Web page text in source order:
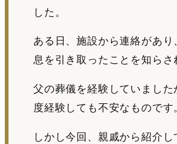
した。
ある日、施設から連絡があり
息を引き取ったことを知らさ
父の葬儀を経験していました
度経験しても不安なものです
しかし今回、親戚から紹介し